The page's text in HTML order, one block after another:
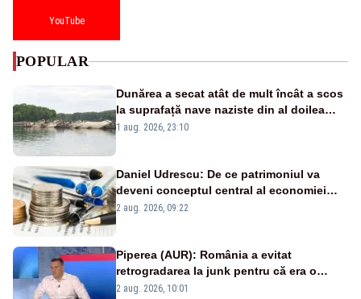
YouTube
POPULAR
Dunărea a secat atât de mult încât a scos
la suprafață nave naziste din al doilea
război mondial
1 aug. 2026, 23:10
Daniel Udrescu: De ce patrimoniul va
deveni conceptul central al economiei
viitoare?
2 aug. 2026, 09:22
Piperea (AUR): România a evitat
retrogradarea la junk pentru că era o
catastrofă pentru bănci și fondurile de
2 aug. 2026, 10:01